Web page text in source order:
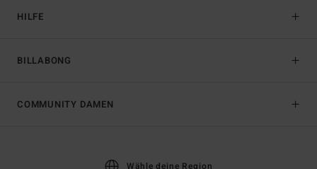
HILFE
BILLABONG
COMMUNITY DAMEN
Wähle deine Region